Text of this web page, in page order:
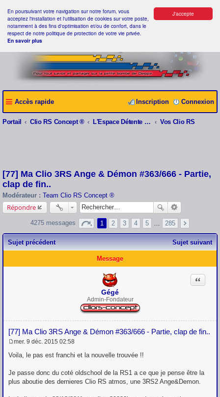
J'accepte
En poursuivant votre navigation sur notre forum, vous
acceptez l'installation et l'utilisation de cookies sur votre poste,
notamment à des fins d'optimisation et/ou de confort, dans le
respect de notre politique de protection de votre vie privée.
En savoir plus
Accès rapide Connexion
Inscription
Portail Clio RS Concept ® L'Espace Détente Clio RS Concept ® Vos Clio RS
[77] Ma Clio 3RS Ange & Démon #363/666 - Partie,
clap de fin..
Modérateur : Team Clio RS Concept ®
Répondre
4275 messages 1 2 3 4 5 285
Sujet précédent Sujet suivant
Message
Gégé
Admin-Fondateur
[77] Ma Clio 3RS Ange & Démon #363/666 - Partie, clap de fin..
Citation
e
a
g
mer. 9 déc. 2015 02:58
Voila, le pas est franchi et la nouvelle trouvée !!
Je passe donc du coté oldschool de la RS1 a ce que je pense être la
plus aboutie des dernieres Clio RS atmos, une 3RS2 Ange&Demon.